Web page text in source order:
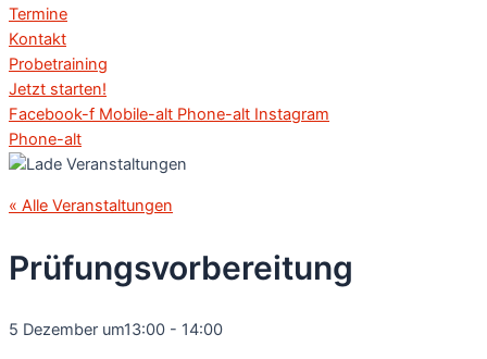
Termine
Kontakt
Probetraining
Jetzt starten!
Facebook-f Mobile-alt Phone-alt Instagram
Phone-alt
« Alle Veranstaltungen
Prüfungsvorbereitung
5 Dezember um13:00 - 14:00